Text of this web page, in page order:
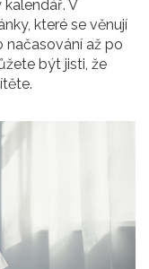
V
které se věnují
načasování až po
být jisti, že